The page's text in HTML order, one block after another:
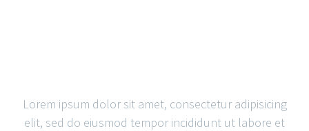
Lorem ipsum dolor sit amet, consectetur adipisicing
elit, sed do eiusmod tempor incididunt ut labore et